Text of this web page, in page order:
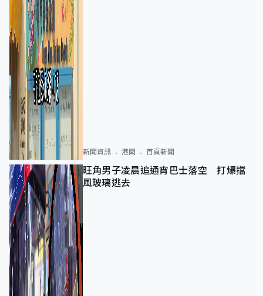
新聞資訊 港聞 首頁新聞
旺角男子凌晨追通宵巴士落空 打爆擋
風玻璃逃去